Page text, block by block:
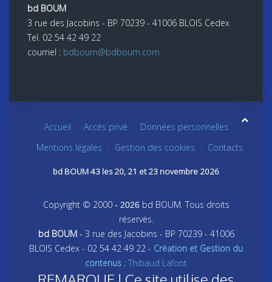
bd BOUM
3 rue des Jacobins - BP 70239 - 41006 BLOIS Cedex
Tel. 02 54 42 49 22
courriel : bdboum@bdboum.com
Accueil Accès privé
Données personnelles
Mentions légales
Gestion des cookies Contacts
bd BOUM 43 les 20, 21 et 23 novembre 2026
Copyright © 2000- 2026 bd BOUM. Tous droits
réservés.
bd BOUM- 3 rue des Jacobins - BP 70239 - 41006
BLOIS Cedex - 02 54 42 49 22 - Création et Gestion du
contenus : Thibaud Lafont